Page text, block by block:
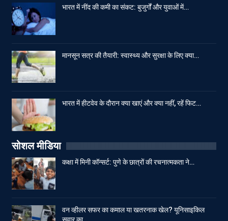
भारत में नींद की कमी का संकट: बुजुर्गों और युवाओं में…
मानसून सत्र की तैयारी: स्वास्थ्य और सुरक्षा के लिए क्या…
भारत में हीटवेव के दौरान क्या खाएं और क्या नहीं, रहें फिट…
सोशल मीडिया
कक्षा में मिनी कॉन्सर्ट: पुणे के छात्रों की रचनात्मकता ने…
वन व्हीलर सफर का कमाल या खतरनाक खेल? यूनिसाइकिल